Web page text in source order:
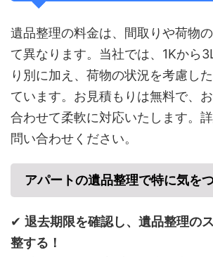
遺品整理の料金は、間取りや荷物
て異なります。当社では、1Kから
り別に加え、荷物の状況を考慮し
ています。お見積もりは無料で、
合わせて柔軟に対応いたします。
問い合わせください。
アパートの遺品整理で特に気を
✔ 退去期限を確認し、遺品整理の
整する！